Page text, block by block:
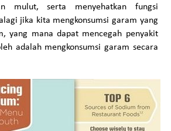
mulut, serta menyehatkan fungsi
jika kita mengkonsumsi garam yang
yang mana dapat mencegah penyakit
adalah mengkonsumsi garam secara